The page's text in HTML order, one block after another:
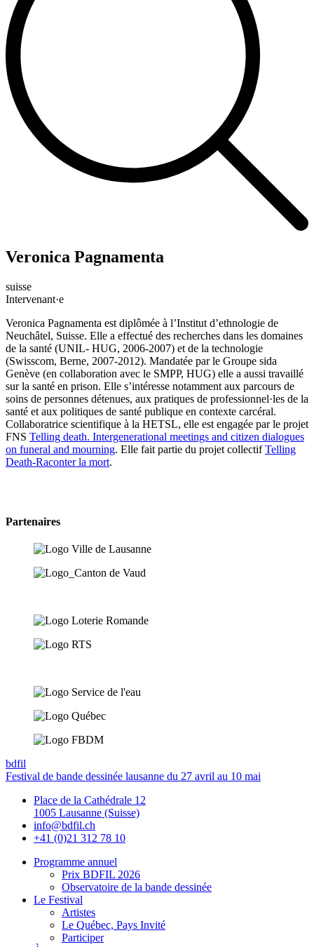
Veronica Pagnamenta
suisse
Intervenant·e
Veronica Pagnamenta est diplômée à l’Institut d’ethnologie de
Neuchâtel, Suisse. Elle a effectué des recherches dans les domaines
de la santé (UNIL- HUG, 2006-2007) et de la technologie
(Swisscom, Berne, 2007-2012). Mandatée par le Groupe sida
Genève (en collaboration avec le SMPP, HUG) elle a aussi travaillé
sur la santé en prison. Elle s’intéresse notamment aux parcours de
soins de personnes détenues, aux pratiques de professionnel·les de la
santé et aux politiques de santé publique en contexte carcéral.
Collaboratrice scientifique à la HETSL, elle est engagée par le projet
FNS Telling death. Intergenerational meetings and citizen dialogues
on funeral and mourning. Elle fait partie du projet collectifTelling
Death-Raconter la mort.
Partenaires
bdfil
Festival de bande dessinée lausanne du 27 avril au 10 mai
Place de la Cathédrale 12
1005 Lausanne (Suisse)
info@bdfil.ch
+41 (0)21 312 78 10
Programme annuel
Prix BDFIL 2026
Observatoire de la bande dessinée
Le Festival
Artistes
Le Québec, Pays Invité
Participer